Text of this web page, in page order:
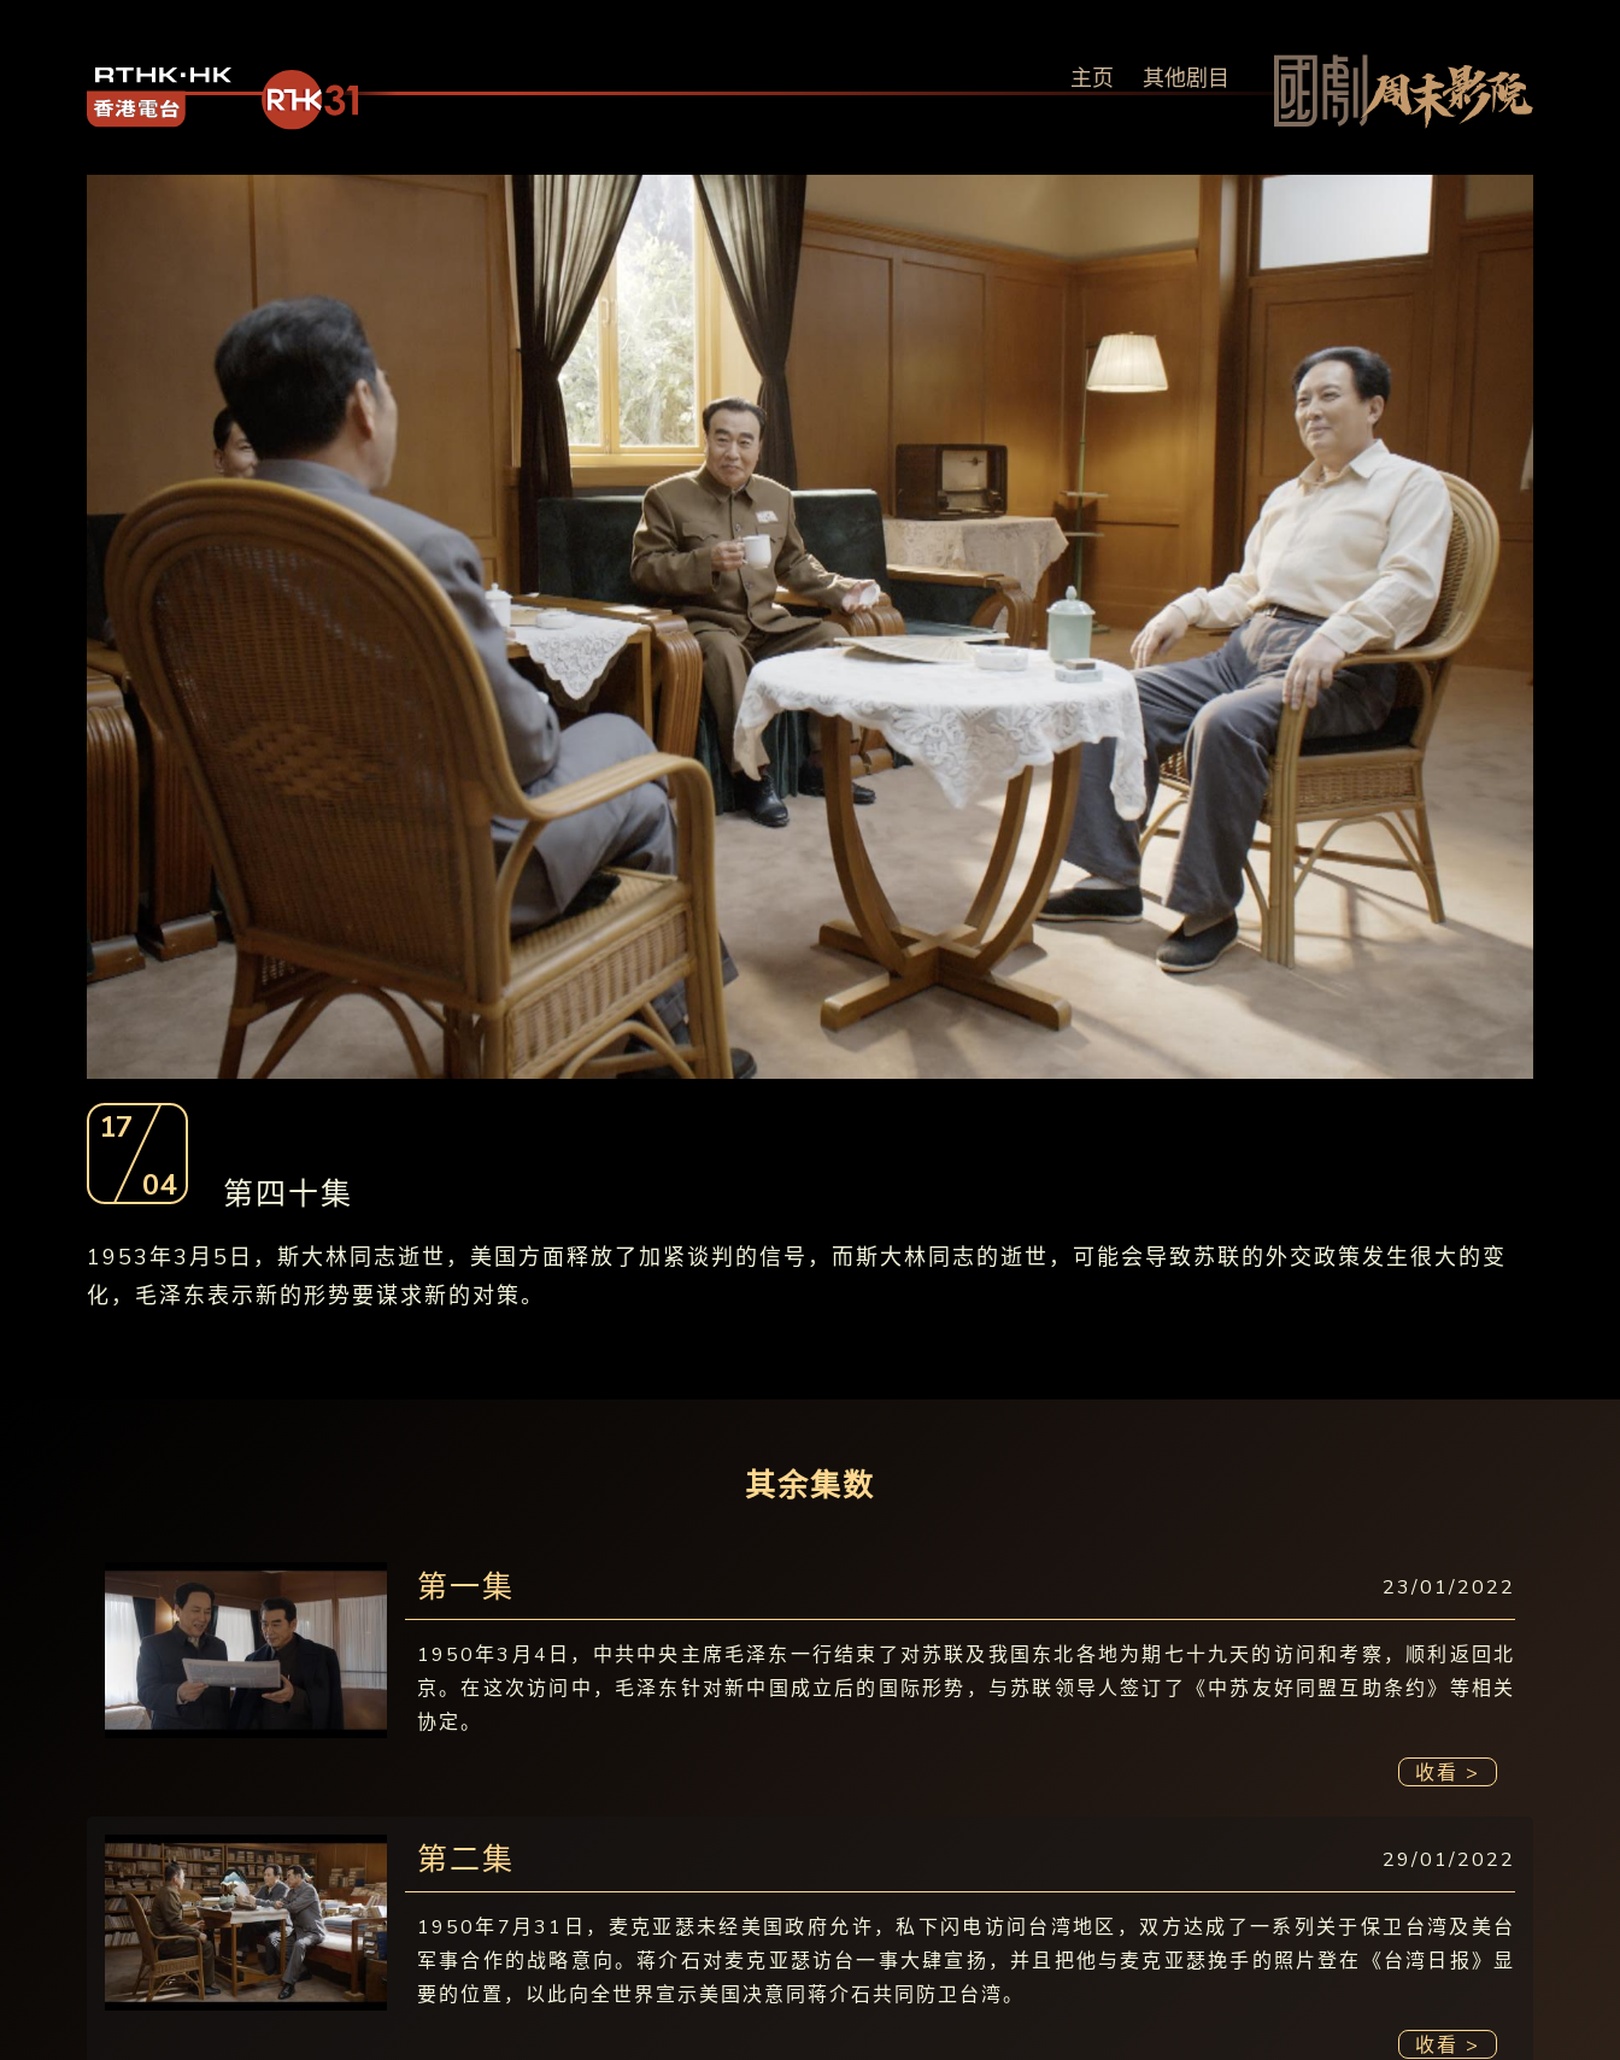
主页 其他剧目
17
04
第四十集
1953年3月5日，斯大林同志逝世，美国方面释放了加紧谈判的信号，而斯大林同志的逝世，可能会导致苏联的外交政策发生很大的变
化，毛泽东表示新的形势要谋求新的对策。
其余集数
第一集 23/01/2022
1950年3月4日，中共中央主席毛泽东一行结束了对苏联及我国东北各地为期七十九天的访问和考察，顺利返回北
京。在这次访问中，毛泽东针对新中国成立后的国际形势，与苏联领导人签订了《中苏友好同盟互助条约》等相关
协定。
收看 >
第二集 29/01/2022
1950年7月31日，麦克亚瑟未经美国政府允许，私下闪电访问台湾地区，双方达成了一系列关于保卫台湾及美台
军事合作的战略意向。蒋介石对麦克亚瑟访台一事大肆宣扬，并且把他与麦克亚瑟挽手的照片登在《台湾日报》显
要的位置，以此向全世界宣示美国决意同蒋介石共同防卫台湾。
收看 >